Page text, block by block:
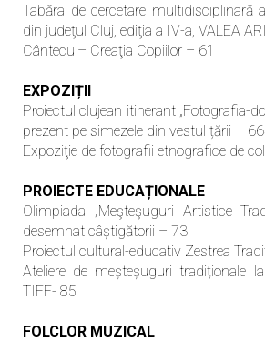
Tabăra de cercetare multidisciplinară
din judeţul Cluj, ediţia a IV-a, VALEA
Cântecul– Creaţia Copiilor – 61
EXPOZIȚII
Proiectul clujean itinerant „Fotografia-
prezent pe simezele din vestul țării –
Expoziţie de fotografii etnografice de
PROIECTE EDUCAȚIONALE
Olimpiada „Meşteşuguri Artistice
desemnat câștigătorii – 73
Proiectul cultural-educativ Zestrea
Ateliere de meșteșuguri tradiționale
TIFF- 85
FOLCLOR MUZICAL